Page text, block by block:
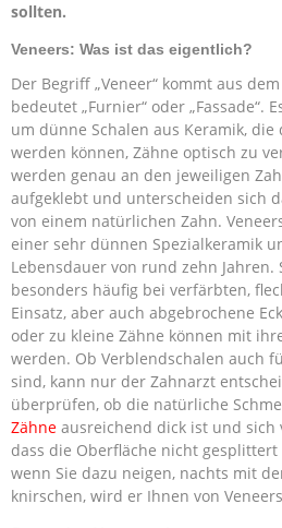
sollten.
Veneers: Was ist das eigentlich?
Der Begriff „Veneer“ kommt aus
bedeutet „Furnier“ oder „Fassade“.
um dünne Schalen aus Keramik, die
werden können, Zähne optisch zu
werden genau an den jeweiligen
aufgeklebt und unterscheiden sich
von einem natürlichen Zahn.
einer sehr dünnen Spezialkeramik
Lebensdauer von rund zehn Jahren.
besonders häufig bei verfärbten,
Einsatz, aber auch abgebrochene
oder zu kleine Zähne können mit
werden. Ob Verblendschalen auch
sind, kann nur der Zahnarzt
überprüfen, ob die natürliche
Zähne ausreichend dick ist und sich
dass die Oberfläche nicht
wenn Sie dazu neigen, nachts mit
knirschen, wird er Ihnen von